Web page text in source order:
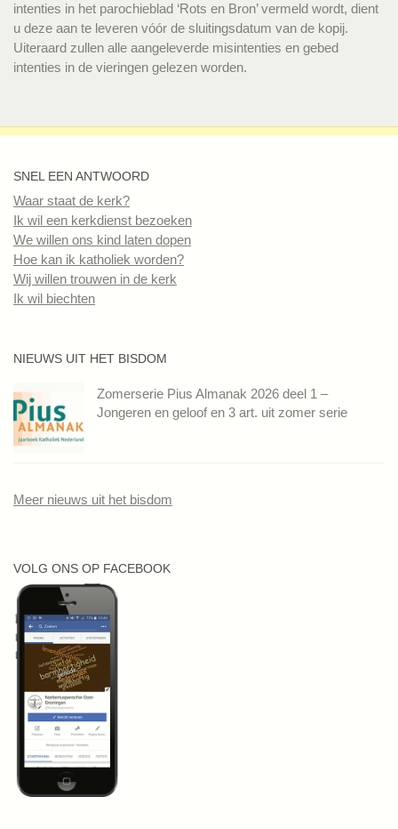
intenties in het parochieblad ‘Rots en Bron’ vermeld wordt, dient
u deze aan te leveren vóór de sluitingsdatum van de kopij.
Uiteraard zullen alle aangeleverde misintenties en gebed
intenties in de vieringen gelezen worden.
SNEL EEN ANTWOORD
Waar staat de kerk?
Ik wil een kerkdienst bezoeken
We willen ons kind laten dopen
Hoe kan ik katholiek worden?
Wij willen trouwen in de kerk
Ik wil biechten
NIEUWS UIT HET BISDOM
Zomerserie Pius Almanak 2026 deel 1 –
Jongeren en geloof en 3 art. uit zomer serie
Meer nieuws uit het bisdom
VOLG ONS OP FACEBOOK